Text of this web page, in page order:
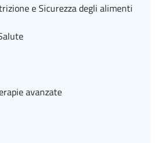
e Sicurezza degli alimenti
avanzate